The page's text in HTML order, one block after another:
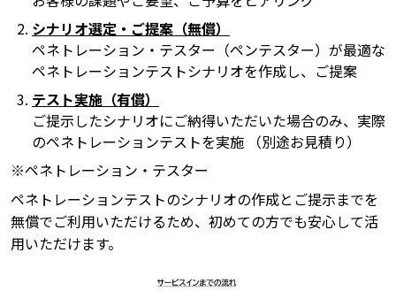
シナリオ選定・ご提案（無償）
ペネトレーション・テスター（ペンテスター）が最適な
ペネトレーションテストシナリオを作成し、ご提案
テスト実施（有償）
ご提示したシナリオにご納得いただいた場合のみ、実際
のペネトレーションテストを実施 （別途お見積り）
※ペネトレーション・テスター
ペネトレーションテストのシナリオの作成とご提示までを
無償でご利用いただけるため、初めての方でも安心して活
用いただけます。